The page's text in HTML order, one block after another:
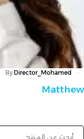
By Director_Mohamed
Matthew